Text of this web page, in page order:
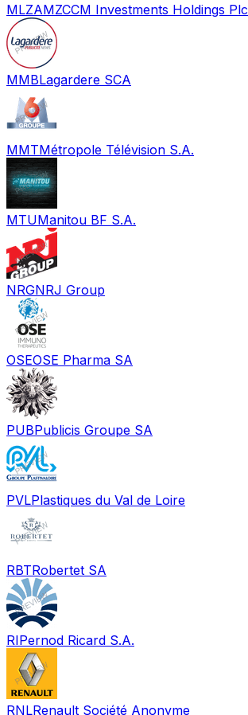
MLZAMZCCM Investments Holdings Plc
MMBLagardere SCA
MMTMétropole Télévision S.A.
MTUManitou BF S.A.
NRGNRJ Group
OSEOSE Pharma SA
PUBPublicis Groupe SA
PVLPlastiques du Val de Loire
RBTRobertet SA
RIPernod Ricard S.A.
RNLRenault Société Anonyme